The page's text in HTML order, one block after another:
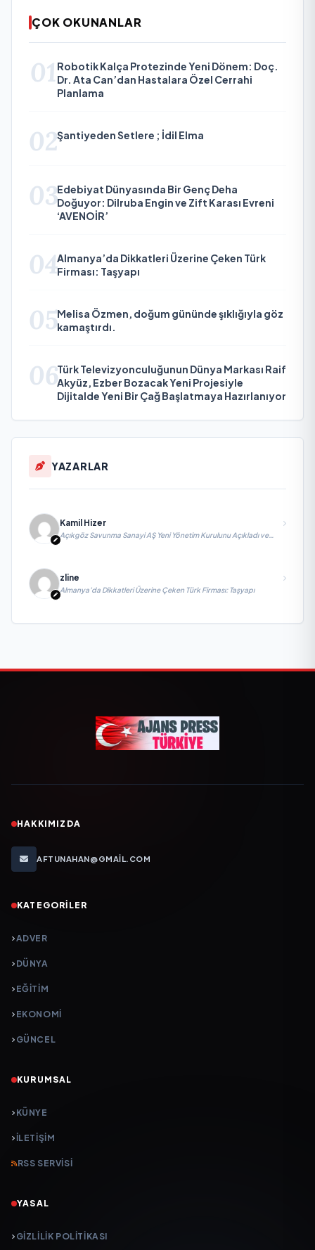
ÇOK OKUNANLAR
01 Robotik Kalça Protezinde Yeni Dönem: Doç.
Dr. Ata Can’dan Hastalara Özel Cerrahi
Planlama
02Şantiyeden Setlere ; İdil Elma
03Edebiyat Dünyasında Bir Genç Deha
Doğuyor: Dilruba Engin ve Zift Karası Evreni
‘AVENOİR’
04Almanya’da Dikkatleri Üzerine Çeken Türk
Firması: Taşyapı
05Melisa Özmen, doğum gününde şıklığıyla göz
kamaştırdı.
06Türk Televizyonculuğunun Dünya Markası Raif
Akyüz, Ezber Bozacak Yeni Projesiyle
Dijitalde Yeni Bir Çağ Başlatmaya Hazırlanıyor
YAZARLAR
Kamil Hizer
Açıkgöz Savunma Sanayi AŞ Yeni Yönetim Kurulunu Açıkladı ve
zline
Almanya’da Dikkatleri Üzerine Çeken Türk Firması: Taşyapı
HAKKIMIZDA
AFTUNAHAN@GMAIL.COM
KATEGORILER
ADVER
DÜNYA
EĞİTİM
EKONOMİ
GÜNCEL
KURUMSAL
KÜNYE
İLETIŞIM
RSS SERVISI
YASAL
GIZLILIK POLITIKASI